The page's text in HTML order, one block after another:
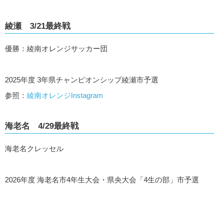
綾瀬 3/21最終戦
優勝：綾南オレンジサッカー団
2025年度 3年県チャンピオンシップ綾瀬市予選
参照： 綾南オレンジInstagram
海老名 4/29最終戦
海老名クレッセル
2026年度 海老名市4年生大会・県央大会「4生の部」市予選